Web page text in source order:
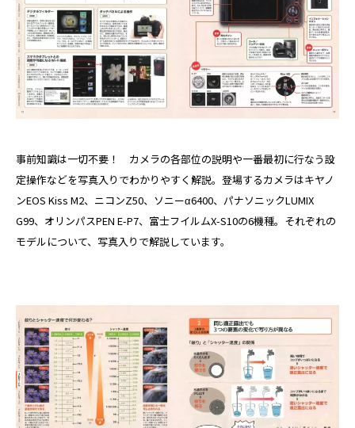
事前知識は一切不要！ カメラの各部位の説明や一番最初に行なう設
定操作などを写真入りでわかりやすく解説。登場するカメラはキヤノ
ンEOS Kiss M2、ニコンZ50、ソニーα6400、パナソニックLUMIX
G99、オリンパスPEN E-P7、富士フイルムX-S10の6機種。それぞれの
モデルについて、写真入りで解説しています。